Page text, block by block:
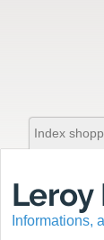
Index
Informations,